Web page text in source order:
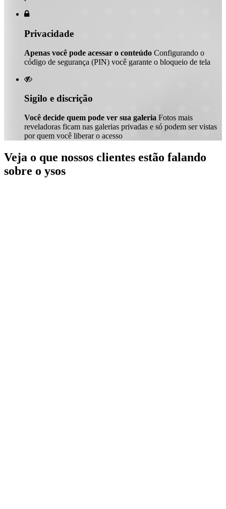

Privacidade
Apenas você pode acessar o conteúdo Configurando o
código de segurança (PIN) você garante o bloqueio de tela

Sigilo e discrição
Você decide quem pode ver sua galeria Fotos mais
reveladoras ficam nas galerias privadas e só podem ser vistas
por quem você liberar o acesso
Veja o que nossos clientes estão falando
sobre o ysos